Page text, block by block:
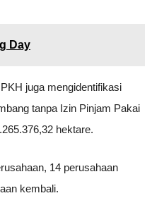
Day
juga mengidentifikasi
tanpa Izin Pinjam Pakai
hektare.
14 perusahaan
kembali.